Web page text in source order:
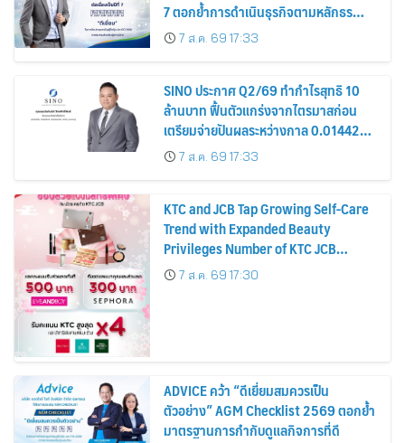
7 ตอกย้ำการดำเนินธุรกิจตามหลักธร
รมาภิบาล โปร่งใส สร้างความเชื่อมั่นผู้ถือ
หุ้น
7 ส.ค. 69 17:33
SINO ประกาศ Q2/69 ทำกำไรสุทธิ 10
ล้านบาท ฟื้นตัวแกร่งจากไตรมาสก่อน
เตรียมจ่ายปันผลระหว่างกาล 0.014423
บาทต่อหุ้น ครึ่งปีหลังมุ่งเติบโตต่อเนื่อง
7 ส.ค. 69 17:33
KTC and JCB Tap Growing Self-Care
Trend with Expanded Beauty
Privileges Number of KTC JCB
Cardmembers Spending on
Cosmetics Rises 26%
7 ส.ค. 69 17:30
ADVICE คว้า “ดีเยี่ยมสมควรเป็น
ตัวอย่าง” AGM Checklist 2569 ตอกย้ำ
มาตรฐานการกำกับดูแลกิจการที่ดี